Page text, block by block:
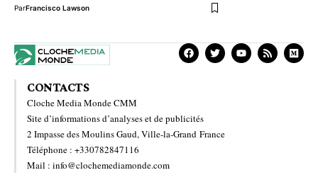
ParFrancisco Lawson
CONTACTS
Cloche Media Monde CMM
Site d’informations d’analyses et de publicités
2 Impasse des Moulins Gaud, Ville-la-Grand France
Téléphone : +330782847116
Mail : info@clochemediamonde.com